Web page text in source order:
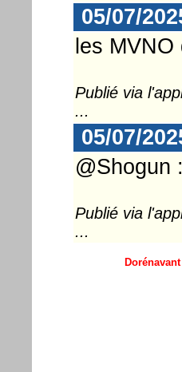
05/07/
les
Publié via
...
05/07/
@Shogun
Publié via
...